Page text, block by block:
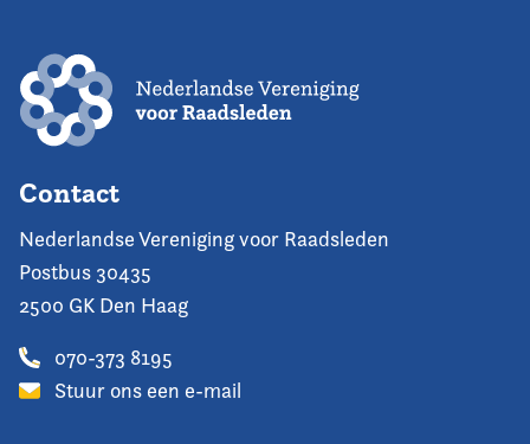
Contact
Nederlandse Vereniging voor Raadsleden
Postbus 30435
2500 GK Den Haag
070-373 8195
Stuur ons een e-mail